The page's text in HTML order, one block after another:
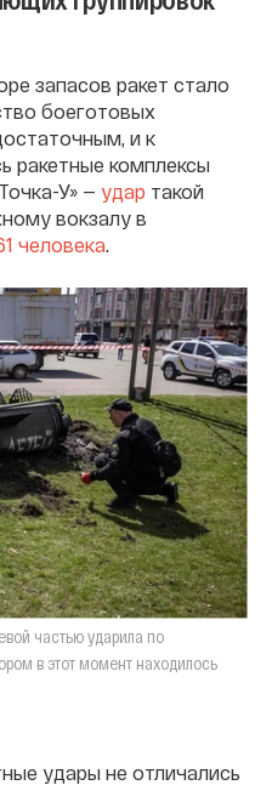
запасов ракет стало
боеготовых
и к
ракетные комплексы
У» — удар такой
вокзалу в
человека.
частью ударила по
в этот момент находилось
удары не отличались